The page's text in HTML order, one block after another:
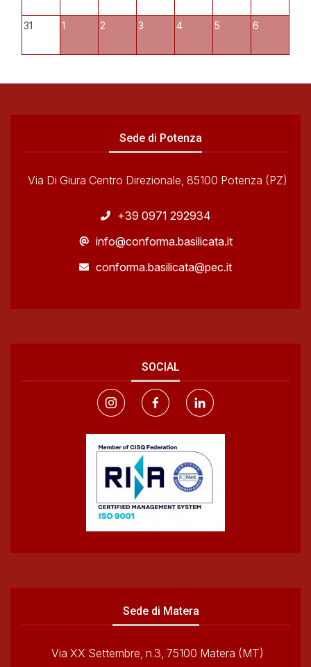
31 1 2 3 4 5 6
Sede di Potenza
Via Di Giura Centro Direzionale, 85100 Potenza (PZ)
+39 0971 292934
info@conforma.basilicata.it
conforma.basilicata@pec.it
SOCIAL
Sede di Matera
Via XX Settembre, n.3, 75100 Matera (MT)